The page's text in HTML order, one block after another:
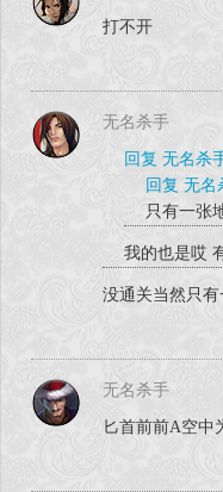
打不开
无名杀手
回复 无名杀
回复 无名
只有一张
我的也是哎
没通关当然只有
无名杀手
匕首前前A空中